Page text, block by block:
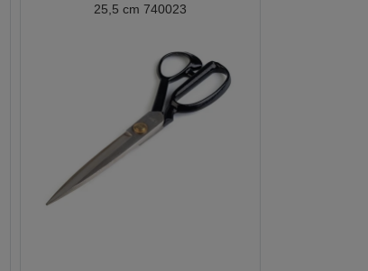
25,5 cm 740023